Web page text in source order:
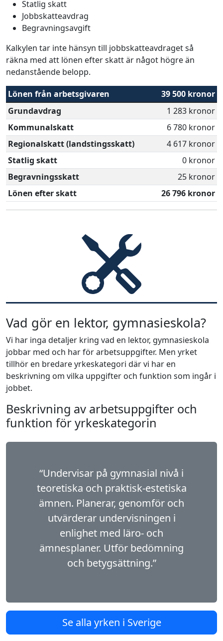
Statlig skatt
Jobbskatteavdrag
Begravningsavgift
Kalkylen tar inte hänsyn till jobbskatteavdraget så
räkna med att lönen efter skatt är något högre än
nedanstående belopp.
Lönen från arbetsgivaren
39 500 kronor
Grundavdrag
1 283 kronor
Kommunalskatt
6 780 kronor
Regionalskatt (landstingsskatt)
4 617 kronor
Statlig skatt
0 kronor
Begravningsskatt
25 kronor
Lönen efter skatt
26 796 kronor
Vad gör en lektor, gymnasieskola?
Vi har inga detaljer kring vad en lektor, gymnasieskola
jobbar med och har för arbetsuppgifter. Men yrket
tillhör en bredare yrkeskategori där vi har en
beskrivning om vilka uppgifter och funktion som ingår i
jobbet.
Beskrivning av arbetsuppgifter och
funktion för yrkeskategorin
“Undervisar på gymnasial nivå i
teoretiska och praktisk-estetiska
ämnen. Planerar, genomför och
utvärderar undervisningen i
enlighet med läro- och
ämnesplaner. Utför bedömning
och betygsättning.”
Se alla yrken i Sverige